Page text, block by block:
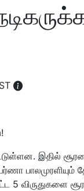
இதில்
விருதுகளை